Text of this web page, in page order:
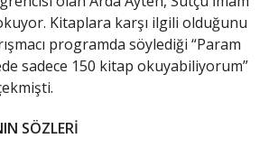
Kitaplara karşı ilgili olduğunu
programda söylediği “Param
sadece 150 kitap okuyabiliyorum”
SÖZLERİ